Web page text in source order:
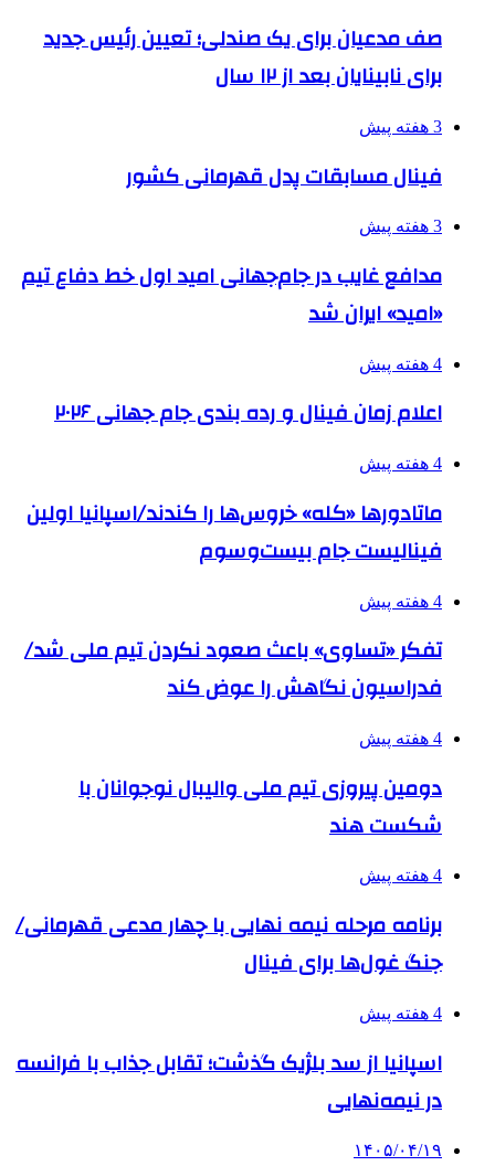
صف مدعیان برای یک صندلی؛ تعیین رئیس جدید
برای نابینایان بعد از ۱۲ سال
3 هفته پیش
فینال مسابقات پدل قهرمانی کشور
3 هفته پیش
مدافع غایب در جام‌جهانی امید اول خط دفاع تیم
«امید» ایران شد
4 هفته پیش
اعلام زمان فینال و رده بندی جام جهانی ۲۰۲۶
4 هفته پیش
ماتادورها «کله» خروس‌ها را کندند/اسپانیا اولین
فینالیست جام بیست‌وسوم
4 هفته پیش
تفکر «تساوی» باعث صعود نکردن تیم ملی شد/
فدراسیون نگاهش را عوض کند
4 هفته پیش
دومین پیروزی تیم ملی والیبال نوجوانان با
شکست هند
4 هفته پیش
برنامه مرحله نیمه نهایی با چهار مدعی قهرمانی/
جنگ غول‌ها برای فینال
4 هفته پیش
اسپانیا از سد بلژیک گذشت؛ تقابل جذاب با فرانسه
در نیمه‌نهایی
۱۴۰۵/۰۴/۱۹